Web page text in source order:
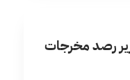
رصد مخرجات